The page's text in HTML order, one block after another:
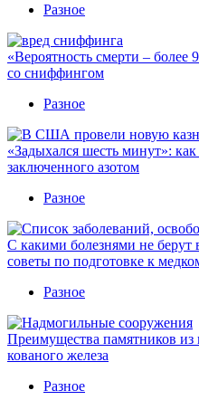
Разное
«Вероятность смерти – более
со сниффингом
Разное
«Задыхался шесть минут»:
заключенного азотом
Разное
С какими болезнями не берут
советы по подготовке к
Разное
Преимущества памятников из
кованого железа
Разное